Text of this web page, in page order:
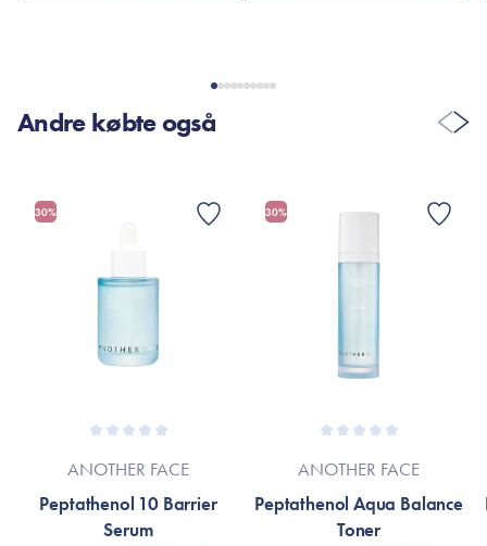
Andre købte også
30%
ANOTHER FACE
Peptathenol 10 Barrier
Serum
30%
ANOTHER FACE
Peptathenol Aqua Balance
Toner